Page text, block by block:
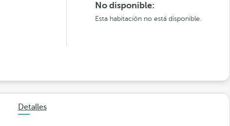
No disponible:
Esta habitación no está disponible.
Detalles